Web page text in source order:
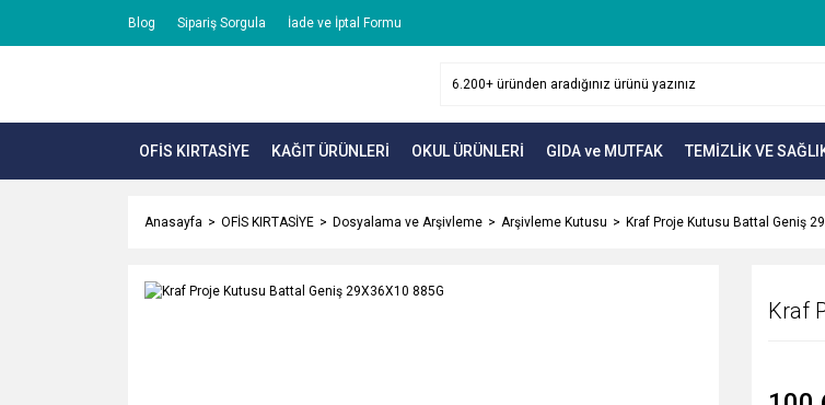
Blog Sipariş Sorgula İade ve İptal Formu
OFİS KIRTASİYE KAĞIT ÜRÜNLERİ OKUL ÜRÜNLERİ GIDA ve MUTFAK TEMİZLİK VE
Anasayfa OFİS KIRTASİYE Dosyalama ve Arşivleme Arşivleme Kutusu Kraf Proje Kutusu Battal Geniş
Kraf